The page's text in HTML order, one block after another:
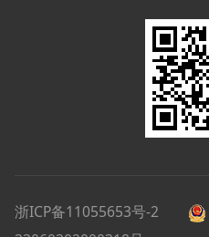
浙ICP备11055653号-2